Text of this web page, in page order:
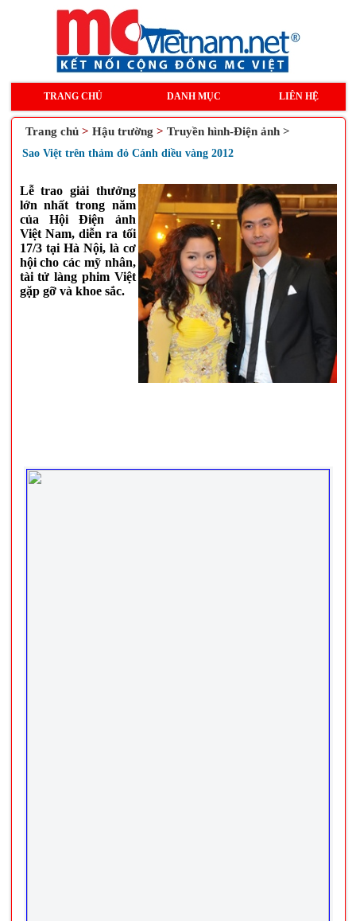
TRANG CHỦ DANH MỤC LIÊN HỆ
Trang chủ > Hậu trường > Truyền hình-Điện ảnh >
Sao Việt trên thảm đỏ Cánh diều vàng 2012
Lễ trao giải thưởng
lớn nhất trong năm
của Hội Điện ảnh
Việt Nam, diễn ra tối
17/3 tại Hà Nội, là cơ
hội cho các mỹ nhân,
tài tử làng phim Việt
gặp gỡ và khoe sắc.